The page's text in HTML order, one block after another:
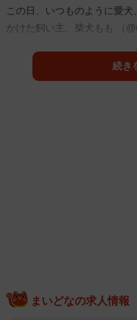
この日、いつものように愛
かけた飼い主、柴犬もも （
すると、すれ違った女子高
そうだ。
X（旧Twitter）にそう投稿し
続き
まいどなの求人情報